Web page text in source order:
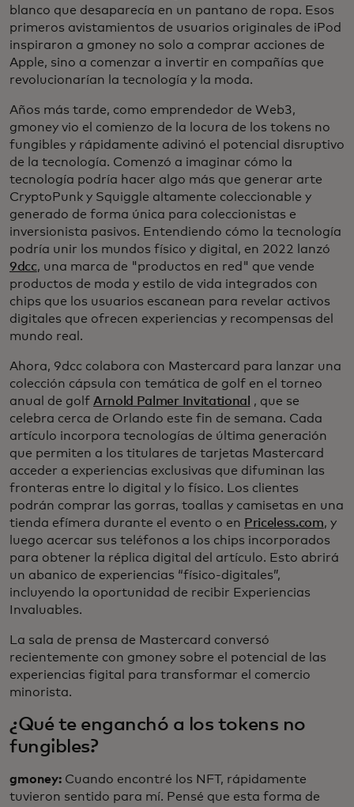
blanco que desaparecía en un pantano de ropa. Esos
primeros avistamientos de usuarios originales de iPod
inspiraron a gmoney no solo a comprar acciones de
Apple, sino a comenzar a invertir en compañías que
revolucionarían la tecnología y la moda.
Años más tarde, como emprendedor de Web3,
gmoney vio el comienzo de la locura de los tokens no
fungibles y rápidamente adivinó el potencial disruptivo
de la tecnología. Comenzó a imaginar cómo la
tecnología podría hacer algo más que generar arte
CryptoPunk y Squiggle altamente coleccionable y
generado de forma única para coleccionistas e
inversionista pasivos. Entendiendo cómo la tecnología
podría unir los mundos físico y digital, en 2022 lanzó
9dcc, una marca de "productos en red" que vende
productos de moda y estilo de vida integrados con
chips que los usuarios escanean para revelar activos
digitales que ofrecen experiencias y recompensas del
mundo real.
Ahora, 9dcc colabora con Mastercard para lanzar una
colección cápsula con temática de golf en el torneo
anual de golf Arnold Palmer Invitational
, que se
celebra cerca de Orlando este fin de semana. Cada
artículo incorpora tecnologías de última generación
que permiten a los titulares de tarjetas Mastercard
acceder a experiencias exclusivas que difuminan las
fronteras entre lo digital y lo físico. Los clientes
podrán comprar las gorras, toallas y camisetas en una
tienda efímera durante el evento o en Priceless.com, y
luego acercar sus teléfonos a los chips incorporados
para obtener la réplica digital del artículo. Esto abrirá
un abanico de experiencias “físico-digitales”,
incluyendo la oportunidad de recibir Experiencias
Invaluables.
La sala de prensa de Mastercard conversó
recientemente con gmoney sobre el potencial de las
experiencias figital para transformar el comercio
minorista.
¿Qué te enganchó a los tokens no
fungibles?
gmoney: Cuando encontré los NFT, rápidamente
tuvieron sentido para mí. Pensé que esta forma de